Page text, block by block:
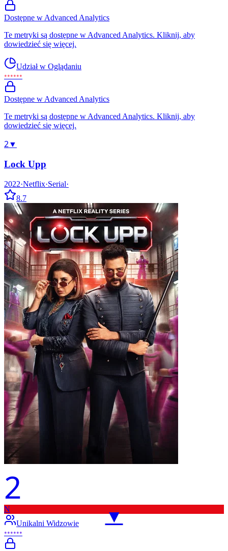
Dostępne w Advanced Analytics
Te metryki są dostępne w Advanced Analytics. Kliknij, aby
dowiedzieć się więcej.
Udział w Oglądaniu
••••••
Dostępne w Advanced Analytics
Te metryki są dostępne w Advanced Analytics. Kliknij, aby
dowiedzieć się więcej.
2▼
Lock Upp
2022·Netflix·Serial·
8.7
2
▼
N
Unikalni Widzowie
••••••